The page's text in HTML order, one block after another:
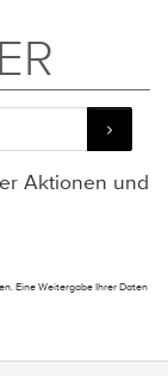
Aktionen und
Eine Weitergabe Ihrer Daten